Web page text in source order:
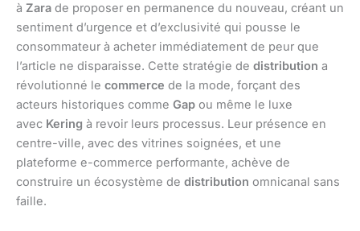
à Zara de proposer en permanence du nouveau, créant un
sentiment d’urgence et d’exclusivité qui pousse le
consommateur à acheter immédiatement de peur que
l’article ne disparaisse. Cette stratégie de distribution a
révolutionné le commerce de la mode, forçant des
acteurs historiques comme Gap ou même le luxe
avec Kering à revoir leurs processus. Leur présence en
centre-ville, avec des vitrines soignées, et une
plateforme e-commerce performante, achève de
construire un écosystème de distribution omnicanal sans
faille.